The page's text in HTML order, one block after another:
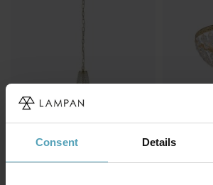
Consent Details